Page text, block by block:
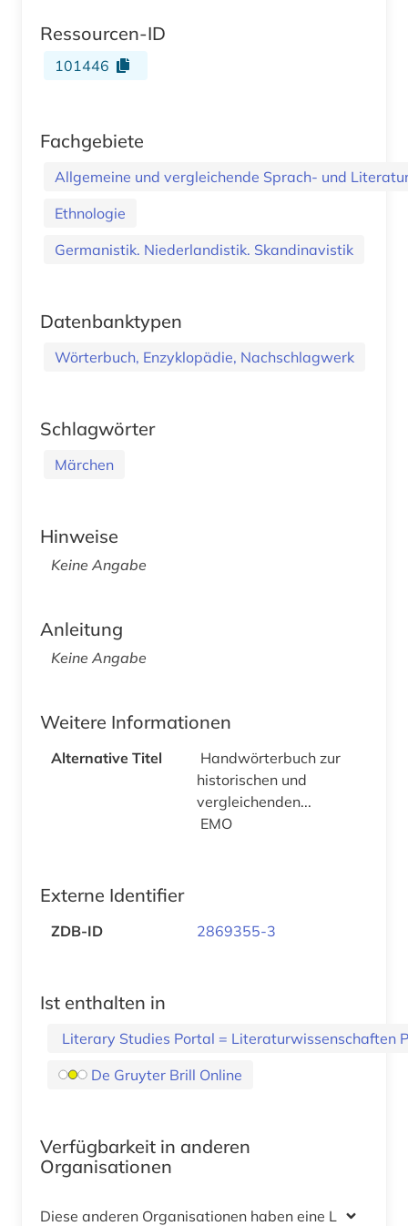
Ressourcen-ID
101446
Fachgebiete
Allgemeine und vergleichende Sprach- und
Ethnologie
Germanistik. Niederlandistik. Skandinavistik
Datenbanktypen
Wörterbuch, Enzyklopädie, Nachschlagwerk
Schlagwörter
Märchen
Hinweise
Keine Angabe
Anleitung
Keine Angabe
Weitere Informationen
Alternative Titel
Handwörterbuch zur
historischen und
vergleichenden...
EMO
Externe Identifier
ZDB-ID 2869355-3
Ist enthalten in
Literary Studies Portal = Literaturwissenschaften
De Gruyter Brill Online
Verfügbarkeit in anderen
Organisationen
Diese anderen Organisationen haben eine Lizenz